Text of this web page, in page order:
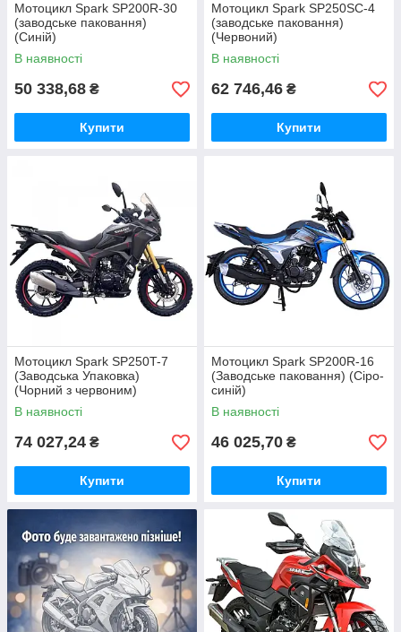
Мотоцикл Spark SP200R-30
(заводське паковання)
(Синій)
В наявності
50 338,68 ₴
Купити
Мотоцикл Spark SP250SC-4
(заводське паковання)
(Червоний)
В наявності
62 746,46 ₴
Купити
Мотоцикл Spark SP250T-7
(Заводська Упаковка)
(Чорний з червоним)
В наявності
74 027,24 ₴
Купити
Мотоцикл Spark SP200R-16
(Заводське паковання) (Сіро-
синій)
В наявності
46 025,70 ₴
Купити